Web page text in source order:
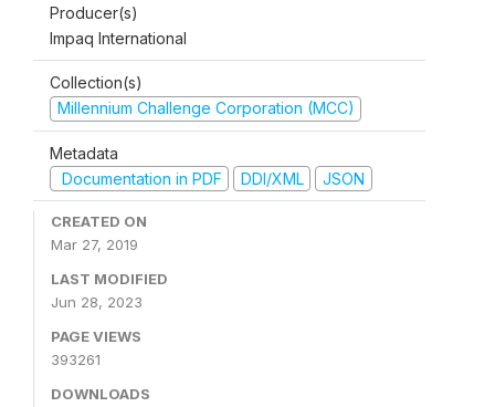
Producer(s)
Impaq International
Collection(s)
Millennium Challenge Corporation (MCC)
Metadata
Documentation in PDF
DDI/XML JSON
CREATED ON
Mar 27, 2019
LAST MODIFIED
Jun 28, 2023
PAGE VIEWS
393261
DOWNLOADS